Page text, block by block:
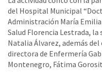
del Hospital Municipal
Administración María
Salud Florencia Lestrada,
Natalia Álvarez, además
directora de Enfermería
Montenegro, Fátima